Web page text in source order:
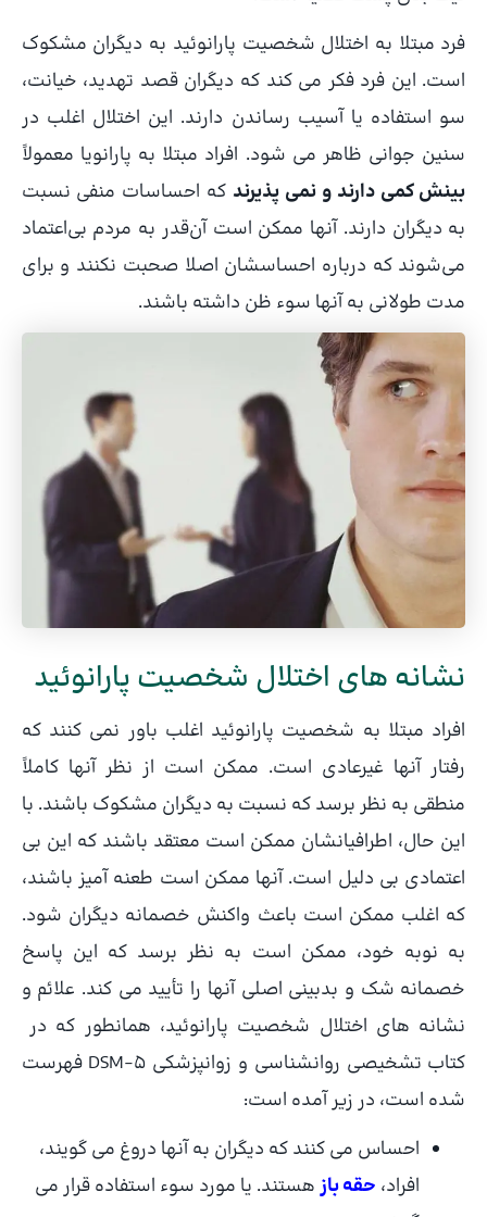
فرد مبتلا به اختلال شخصیت پارانوئید به دیگران مشکوک
است. این فرد فکر می کند که دیگران قصد تهدید، خیانت،
سو استفاده یا آسیب رساندن دارند. این اختلال اغلب در
سنین جوانی ظاهر می شود. افراد مبتلا به پارانویا معمولاً
بینش کمی دارند و نمی پذیرند که احساسات منفی نسبت
به دیگران دارند. آنها ممکن است آن‌قدر به مردم بی‌اعتماد
می‌شوند که درباره احساسشان اصلا صحبت نکنند و برای
مدت طولانی به آنها سوء ظن داشته باشند.
نشانه های اختلال شخصیت پارانوئید
افراد مبتلا به شخصیت پارانوئید اغلب باور نمی کنند که
رفتار آنها غیرعادی است. ممکن است از نظر آنها کاملاً
منطقی به نظر برسد که نسبت به دیگران مشکوک باشند. با
این حال، اطرافیانشان ممکن است معتقد باشند که این بی
اعتمادی بی دلیل است. آنها ممکن است طعنه آمیز باشند،
که اغلب ممکن است باعث واکنش خصمانه دیگران شود.
به نوبه خود، ممکن است به نظر برسد که این پاسخ
خصمانه شک و بدبینی اصلی آنها را تأیید می کند. علائم و
نشانه های اختلال شخصیت پارانوئید، همانطور که در
کتاب تشخیصی روانشناسی و زوانپزشکی DSM-5 فهرست
شده است، در زیر آمده است:
احساس می کنند که دیگران به آنها دروغ می گویند،
افراد، حقه بازهستند. یا مورد سوء استفاده قرار می